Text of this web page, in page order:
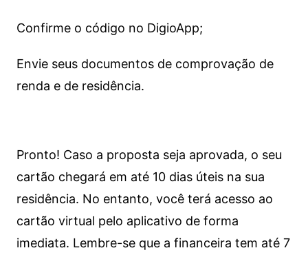
Confirme o código no DigioApp;
Envie seus documentos de comprovação de
renda e de residência.
Pronto! Caso a proposta seja aprovada, o seu
cartão chegará em até 10 dias úteis na sua
residência. No entanto, você terá acesso ao
cartão virtual pelo aplicativo de forma
imediata. Lembre-se que a financeira tem até 7